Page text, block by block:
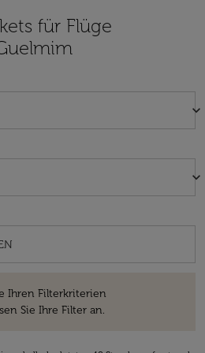
für Flüge
keyboard_arrow_down
keyboard_arrow_down
Ihren Filterkriterien
Sie Ihre Filter an.